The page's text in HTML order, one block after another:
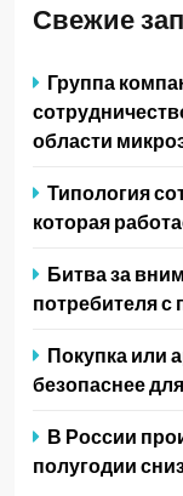
Свежие
Группа
области
Типология
которая
Битва за
потребителя
Покупка или
безопаснее
В России
полугодии